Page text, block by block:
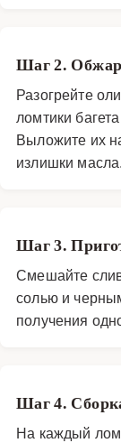
Шаг 2.
Разогрейте
ломтики
Выложите их
излишки масла.
Шаг 3.
Смешайте
солью и
получения
Шаг 4.
На каждый